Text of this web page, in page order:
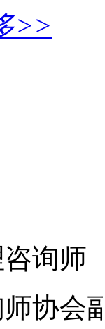
>>
咨询师
师协会